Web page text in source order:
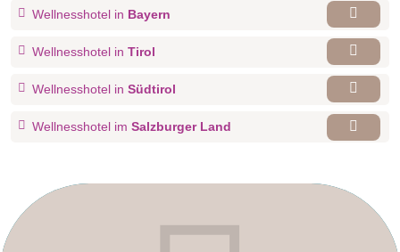
Wellnesshotel in Bayern
Wellnesshotel in Tirol
Wellnesshotel in Südtirol
Wellnesshotel im Salzburger Land